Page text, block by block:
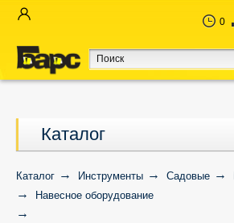
0
Каталог
Каталог Инструменты Садовые
Навесное оборудование